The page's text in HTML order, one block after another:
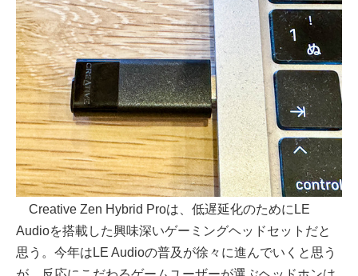
Creative Zen Hybrid Proは、低遅延化のためにLE
Audioを搭載した興味深いゲーミングヘッドセットだと
思う。今年はLE Audioの普及が徐々に進んでいくと思う